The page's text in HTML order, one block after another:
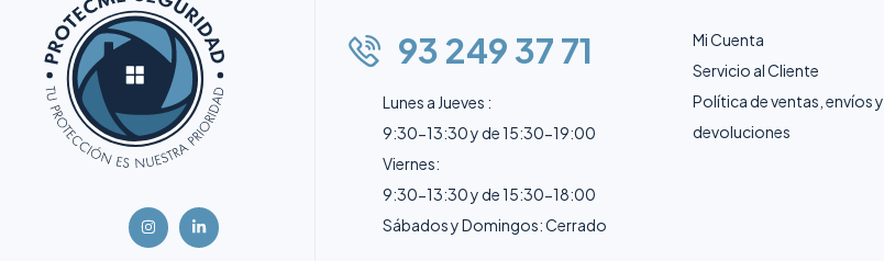
93 249 37 71
Lunes a Jueves :
9:30-13:30 y de 15:30-19:00
Viernes:
9:30-13:30 y de 15:30-18:00
Sábados y Domingos: Cerrado
Mi Cuenta
Servicio al Cliente
Política de ventas, envíos y
devoluciones